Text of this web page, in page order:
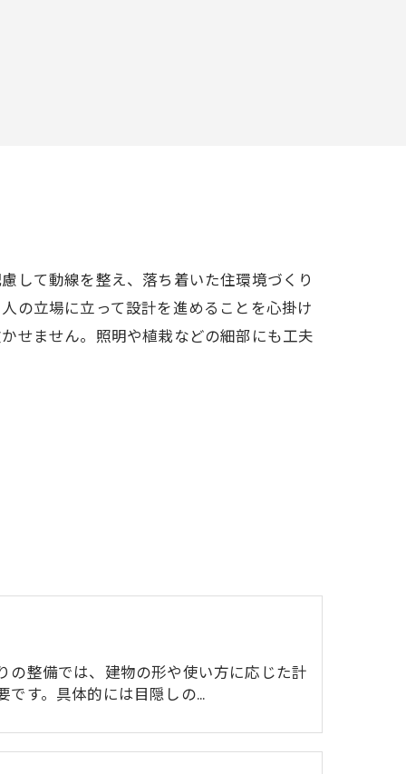
して動線を整え、落ち着いた住環境づくり
の立場に立って設計を進めることを心掛け
せません。照明や植栽などの細部にも工夫
の整備では、建物の形や使い方に応じた計
です。具体的には目隠しの…